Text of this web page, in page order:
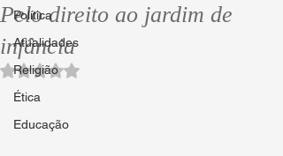
Política
Atualidades
Religião
Ética
Educação
Pelo direito ao jardim de
infância
Avaliado com NaN de 5 estrelas.